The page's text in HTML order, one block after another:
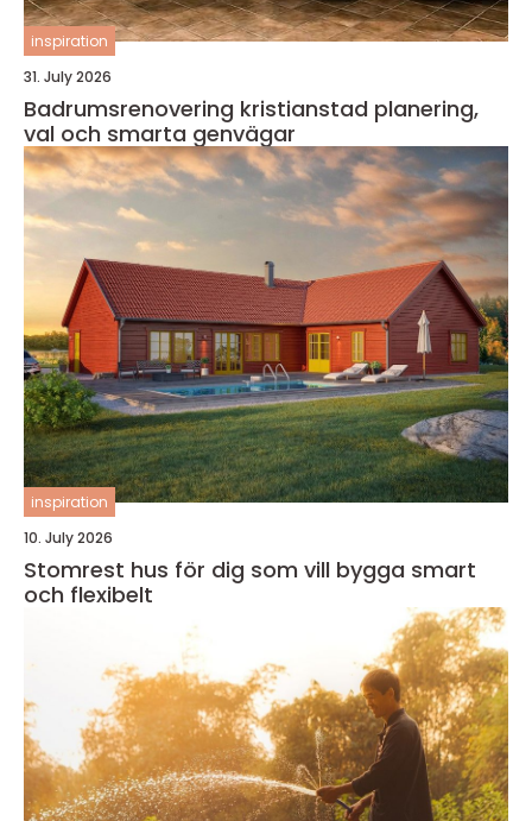
inspiration
31. July 2026
Badrumsrenovering kristianstad planering,
val och smarta genvägar
inspiration
10. July 2026
Stomrest hus för dig som vill bygga smart
och flexibelt